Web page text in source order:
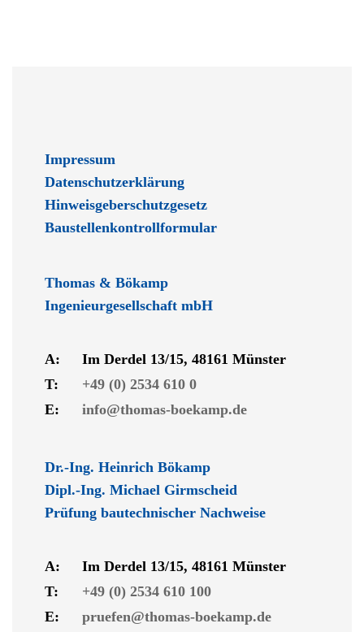
Impressum
Datenschutzerklärung
Hinweisgeberschutzgesetz
Baustellenkontrollformular
Thomas & Bökamp
Ingenieurgesellschaft mbH
A:
Im Derdel 13/15, 48161 Münster
T:
+49 (0) 2534 610 0
E:
info@thomas-boekamp.de
Dr.-Ing. Heinrich Bökamp
Dipl.-Ing. Michael Girmscheid
Prüfung bautechnischer Nachweise
A:
Im Derdel 13/15, 48161 Münster
T:
+49 (0) 2534 610 100
E:
pruefen@thomas-boekamp.de